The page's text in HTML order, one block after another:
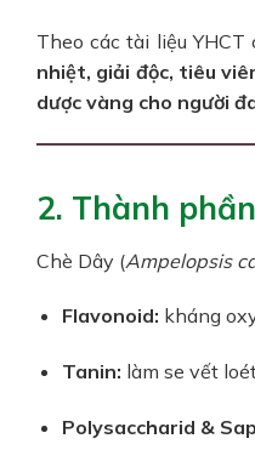
Theo các tài liệu
nhiệt, giải độc, tiêu
dược vàng cho người
2. Thành
Chè Dây (Ampelopsis
Flavonoid: kháng
Tanin: làm se vết
Polysaccharid &